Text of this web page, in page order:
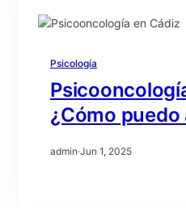
Psicología
¿Cómo
admin·Jun 1, 2025